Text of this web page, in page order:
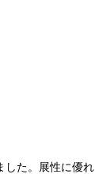
した。展性に優れ